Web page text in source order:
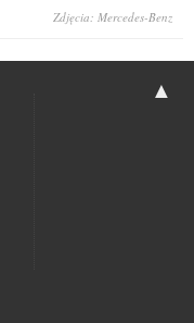
Zdjęcia: Mercedes-Benz
▲